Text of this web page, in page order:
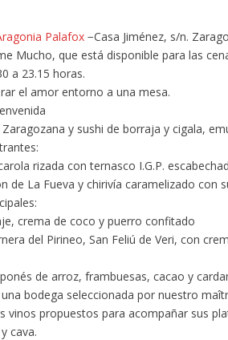
Palafox −Casa Jiménez, s/n.
Mucho, que está disponible para las
a 23.15 horas.
el amor entorno a una mesa.
Zaragozana y sushi de borraja y cigala,
rizada con ternasco I.G.P.
de La Fueva y chirivía caramelizado con
crema de coco y puerro confitado
del Pirineo, San Feliú de Veri, con
de arroz, frambuesas, cacao y
bodega seleccionada por nuestro
vinos propuestos para acompañar sus
cava.